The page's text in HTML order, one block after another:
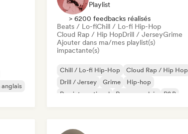
anglais
Playlist
> 6200 feedbacks réalisés
Beats / Lo-fiChill / Lo-fi Hip-Hop
Cloud Rap / Hip HopDrill / JerseyGrime
Ajouter dans ma/mes playlist(s)
impactante(s)
Chill / Lo-fi Hip-Hop
Cloud Rap / Hip Hop
Drill / Jersey
Grime
Hip-hop
Rap international
Rap en anglais R&B